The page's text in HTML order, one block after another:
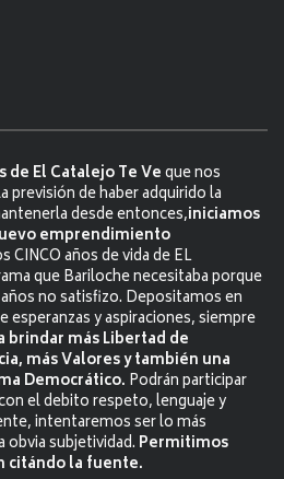
El Catalejo Te Veque nos
de haber adquirido la
desde entonces,iniciamos
emprendimiento
CINCO años de vida de EL
que Bariloche necesitaba porque
no satisfizo. Depositamos en
y aspiraciones, siempre
brindar más Libertad de
más Valores y también una
Democrático. Podrán participar
el debito respeto, lenguaje y
intentaremos ser lo más
subjetividad. Permitimos
citándo la fuente.